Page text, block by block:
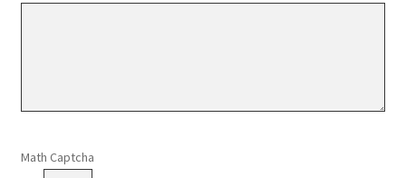
Math Captcha